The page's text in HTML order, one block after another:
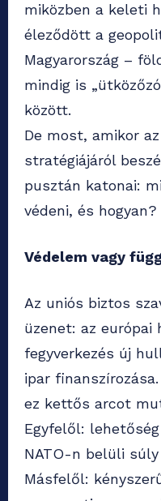
miközben a keleti
éleződött a
Magyarország –
mindig is
között.
De most, amikor
stratégiájáról
pusztán katonai:
védeni, és hogyan?
Védelem vagy
Az uniós biztos
üzenet: az európai
fegyverkezés új
ipar
ez kettős arcot
Egyfelől:
NATO-n belüli súly
Másfelől: